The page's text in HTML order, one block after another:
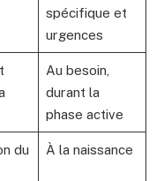
spécifique et
urgences
Au besoin,
durant la
phase active
du
À la naissance